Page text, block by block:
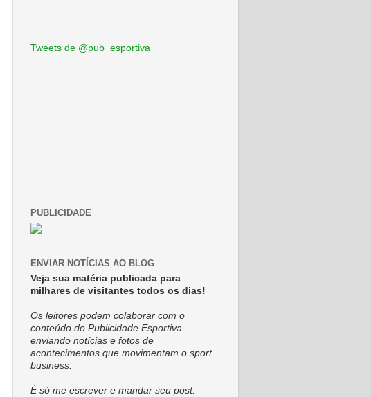
Tweets de @pub_esportiva
PUBLICIDADE
ENVIAR NOTÍCIAS AO BLOG
Veja sua matéria publicada para
milhares de visitantes todos os dias!
Os leitores podem colaborar com o
conteúdo do Publicidade Esportiva
enviando notícias e fotos de
acontecimentos que movimentam o sport
business.
É só me escrever e mandar seu post.